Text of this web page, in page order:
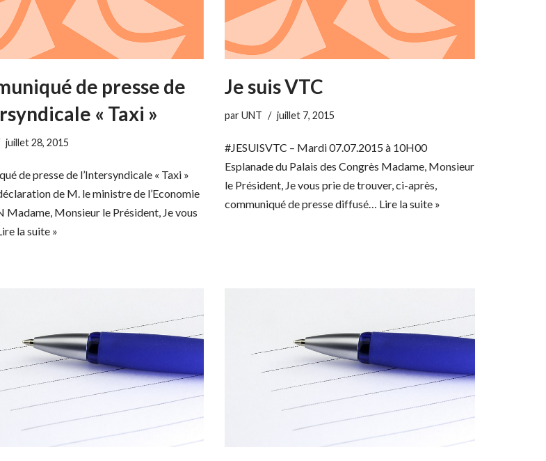
de presse de
« Taxi »
juillet 28, 2015
de presse de l’Intersyndicale « Taxi »
de M. le ministre de l’Economie
Madame, Monsieur le Président, Je vous
la suite »
Je suis VTC
parUNT juillet 7, 2015
#JESUISVTC – Mardi 07.07.2015 à 10H00
Esplanade du Palais des Congrès Madame, Monsieur
le Président, Je vous prie de trouver, ci-après,
communiqué de presse diffusé… Lire la suite »